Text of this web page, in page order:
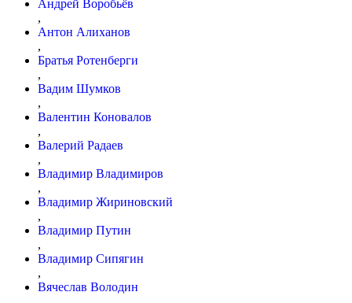
Андрей Воробьёв
,
Антон Алиханов
,
Братья Ротенберги
,
Вадим Шумков
,
Валентин Коновалов
,
Валерий Радаев
,
Владимир Владимиров
,
Владимир Жириновский
,
Владимир Путин
,
Владимир Сипягин
,
Вячеслав Володин